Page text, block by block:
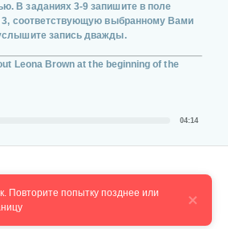
В заданиях 3-9запишите в поле
соответствующую выбранному Вами
запись дважды.
Leona Brown at the beginning of the
04:14
awards.
novels so far.
Повторите попытку позднее или